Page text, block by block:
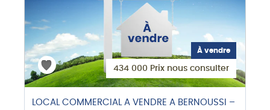
À vendre
434 000 Prix nous consulter
LOCAL COMMERCIAL A VENDRE A BERNOUSSI –